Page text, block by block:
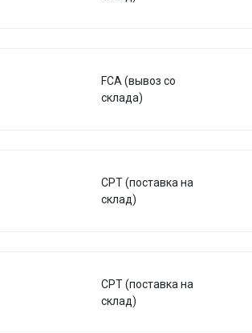
FCA (вывоз со
склада)
CPT (поставка на
склад)
CPT (поставка на
склад)